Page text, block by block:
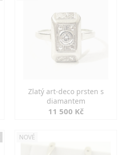
Zlatý art-deco prsten s
diamantem
11 500 Kč
NOVÉ